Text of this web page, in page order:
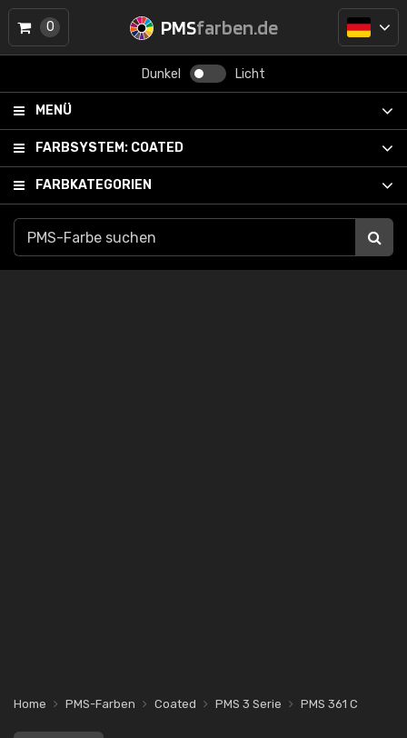
PMSfarben.de
Dunkel Licht
MENÜ
FARBSYSTEM: COATED
FARBKATEGORIEN
0
Home PMS-Farben Coated PMS 3 Serie PMS 361 C